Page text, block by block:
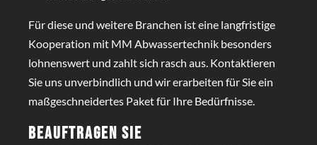
Für diese und weitere Branchen ist eine langfristige
Kooperation mit MM Abwassertechnik besonders
lohnenswert und zahlt sich rasch aus. Kontaktieren
Sie uns unverbindlich und wir erarbeiten für Sie ein
maßgeschneidertes Paket für Ihre Bedürfnisse.
Beauftragen Sie